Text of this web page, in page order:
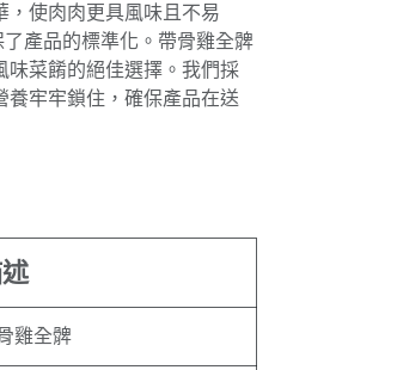
，使肉肉更具風味且不易
產品的標準化。帶骨雞全髀
味菜餚的絕佳選擇。我們採
養牢牢鎖住，確保產品在送
雞全髀